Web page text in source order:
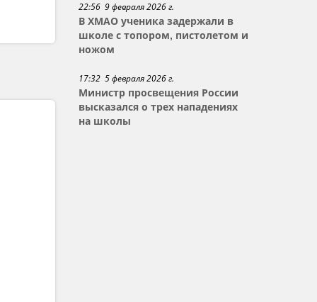
22:56 9 февраля 2026 г.
В ХМАО ученика задержали в
школе с топором, пистолетом и
ножом
17:32 5 февраля 2026 г.
Министр просвещения России
высказался о трех нападениях
на школы